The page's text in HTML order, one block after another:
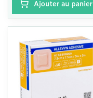
Ajouter au panier